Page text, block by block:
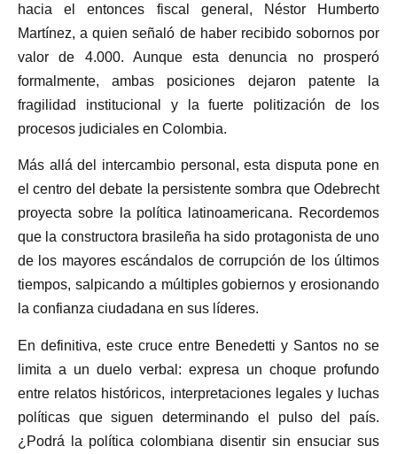
hacia el entonces fiscal general, Néstor Humberto
Martínez, a quien señaló de haber recibido sobornos por
valor de 4.000. Aunque esta denuncia no prosperó
formalmente, ambas posiciones dejaron patente la
fragilidad institucional y la fuerte politización de los
procesos judiciales en Colombia.
Más allá del intercambio personal, esta disputa pone en
el centro del debate la persistente sombra que Odebrecht
proyecta sobre la política latinoamericana. Recordemos
que la constructora brasileña ha sido protagonista de uno
de los mayores escándalos de corrupción de los últimos
tiempos, salpicando a múltiples gobiernos y erosionando
la confianza ciudadana en sus líderes.
En definitiva, este cruce entre Benedetti y Santos no se
limita a un duelo verbal: expresa un choque profundo
entre relatos históricos, interpretaciones legales y luchas
políticas que siguen determinando el pulso del país.
¿Podrá la política colombiana disentir sin ensuciar sus